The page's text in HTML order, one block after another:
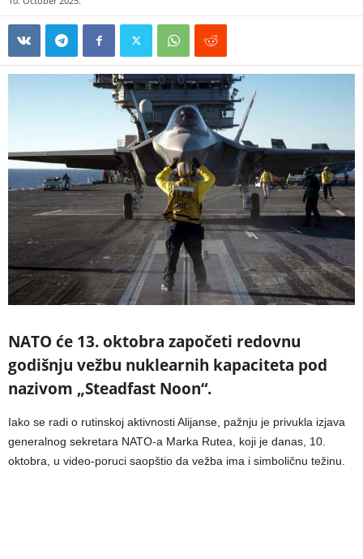
NATO će 13. oktobra započeti redovnu
godišnju vežbu nuklearnih kapaciteta pod
nazivom „Steadfast Noon“.
Iako se radi o rutinskoj aktivnosti Alijanse, pažnju je privukla izjava
generalnog sekretara NATO-a Marka Rutea, koji je danas, 10.
oktobra, u video-poruci saopštio da vežba ima i simboličnu težinu.